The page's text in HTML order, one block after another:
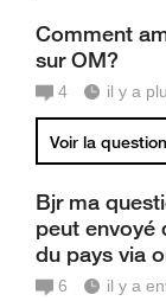
Comment
sur OM?
4 il y a
Voir la question
Bjr ma
peut envoyé
du pays via
6 il y a